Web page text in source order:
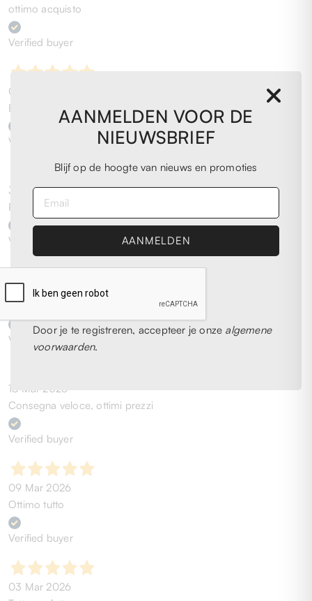
AANMELDEN VOOR DE
NIEUWSBRIEF
Blijf op de hoogte van nieuws en promoties
Door je te registreren, accepteer je onze algemene
voorwaarden.
ottimo acquisto
Verified buyer
09 Apr 2026
Envoi rapide et super prix pour les sneakers Colmar
Verified buyer
31 Mar 2026
Perfetto!
Verified buyer
23 Mar 2026
Ottimo servizio, acquisto consigliato!
Verified buyer
18 Mar 2026
Consegna veloce, ottimi prezzi
Verified buyer
09 Mar 2026
Ottimo tutto
Verified buyer
03 Mar 2026